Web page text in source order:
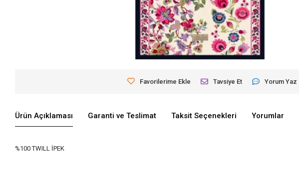
Favorilerime Ekle Tavsiye Et Yorum Yaz
Ürün Açıklaması Garanti ve Teslimat Taksit Seçenekleri Yorumlar
%100 TWILL İPEK